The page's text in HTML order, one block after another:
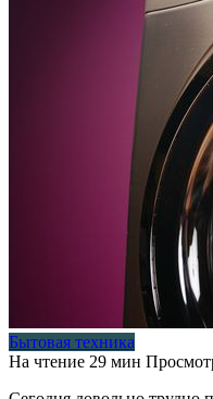
Бытовая техника
На чтение 29 мин